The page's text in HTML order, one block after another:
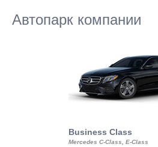
Автопарк компании
Business Class
Mercedes C-Class, E-Class